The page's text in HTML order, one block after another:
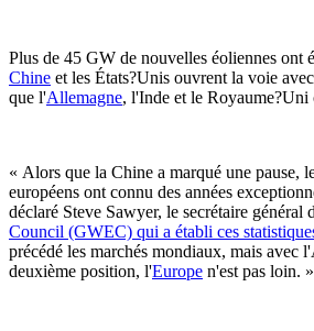
Plus de 45 GW de nouvelles éoliennes ont
Chine et les États?Unis ouvrent la voie
que l'Allemagne, l'Inde et le
« Alors que la Chine a marqué une pause,
européens ont connu des années
déclaré Steve Sawyer, le secrétaire général
Council (GWEC) qui a établi ces
précédé les marchés mondiaux, mais avec
deuxième position, l'Europe n'est pas loin. »